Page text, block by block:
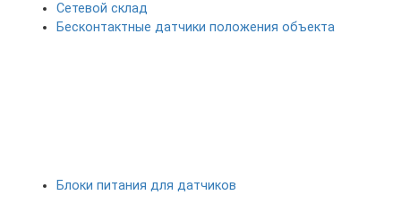
Сетевой склад
Бесконтактные датчики положения объекта
Блоки питания для датчиков